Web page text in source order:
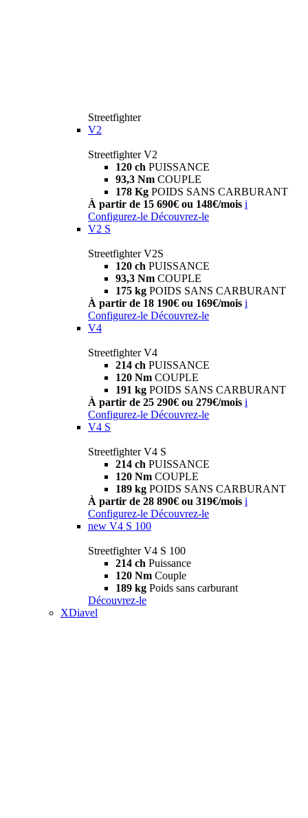
Streetfighter
V2
Streetfighter V2
120 ch PUISSANCE
93,3 Nm COUPLE
178 Kg POIDS SANS CARBURANT
À partir de 15 690€ ou 148€/mois i
Configurez-le Découvrez-le
V2 S
Streetfighter V2S
120 ch PUISSANCE
93,3 Nm COUPLE
175 kg POIDS SANS CARBURANT
À partir de 18 190€ ou 169€/mois i
Configurez-le Découvrez-le
V4
Streetfighter V4
214 ch PUISSANCE
120 Nm COUPLE
191 kg POIDS SANS CARBURANT
À partir de 25 290€ ou 279€/mois i
Configurez-le Découvrez-le
V4 S
Streetfighter V4 S
214 ch PUISSANCE
120 Nm COUPLE
189 kg POIDS SANS CARBURANT
À partir de 28 890€ ou 319€/mois i
Configurez-le Découvrez-le
new V4 S 100
Streetfighter V4 S 100
214 ch Puissance
120 Nm Couple
189 kg Poids sans carburant
Découvrez-le
XDiavel